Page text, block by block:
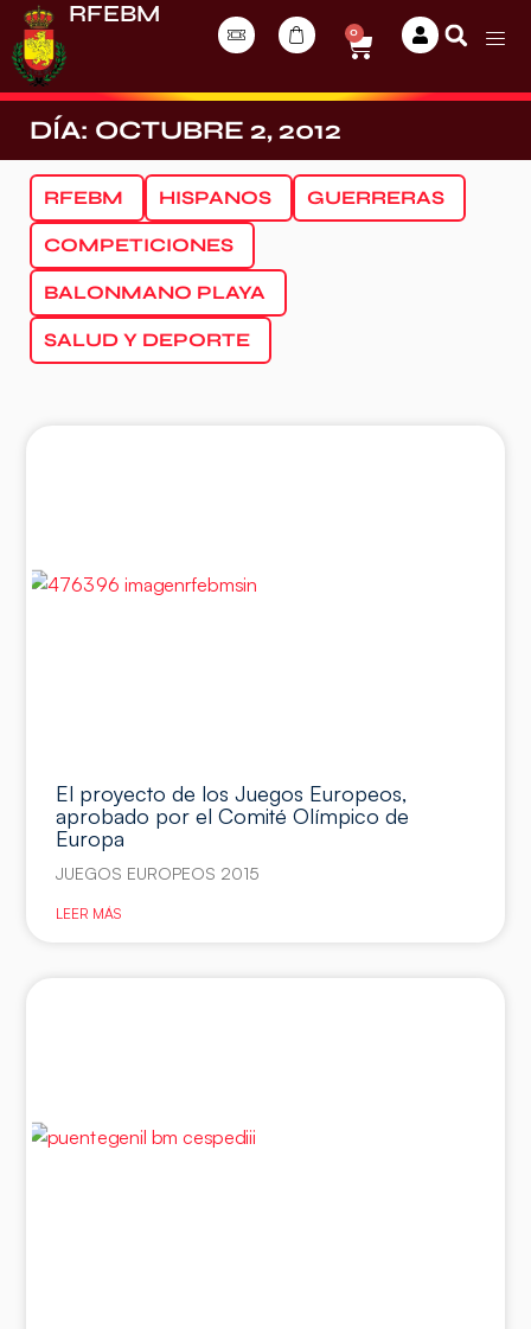
RFEBM
0
DÍA: OCTUBRE 2, 2012
RFEBM HISPANOS GUERRERAS
COMPETICIONES
BALONMANO PLAYA
SALUD Y DEPORTE
El proyecto de los Juegos Europeos,
aprobado por el Comité Olímpico de
Europa
JUEGOS EUROPEOS 2015
LEER MÁS